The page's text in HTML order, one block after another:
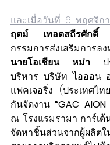
และเมื่อวันที่ 6 พฤศจิก
ฤตม์ เทอดสถีรศักดิ์
นายโอเชียน หม่า ป
บริหาร บริษัท ไอออน
แฟคเจอริ่ง (ประเทศไ
กันจัดงาน “GAC
ณ โรงแรมรามา การ์เด้
จัดหาชิ้นส่วนจากผู้ผลิตใ